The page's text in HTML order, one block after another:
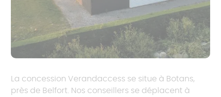
La concession Verandaccess se situe à Botans,
près de Belfort. Nos conseillers se déplacent à